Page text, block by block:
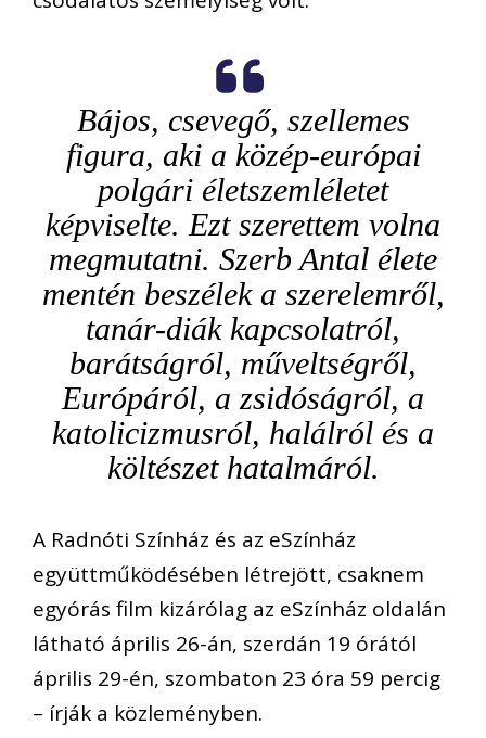
Bájos, csevegő, szellemes
figura, aki a közép-európai
polgári életszemléletet
képviselte. Ezt szerettem volna
megmutatni. Szerb Antal élete
mentén beszélek a szerelemről,
tanár-diák kapcsolatról,
barátságról, műveltségről,
Európáról, a zsidóságról, a
katolicizmusról, halálról és a
költészet hatalmáról.
A Radnóti Színház és az eSzínház
együttműködésében létrejött, csaknem
egyórás film kizárólag az eSzínház oldalán
látható április 26-án, szerdán 19 órától
április 29-én, szombaton 23 óra 59 percig
– írják a közleményben.